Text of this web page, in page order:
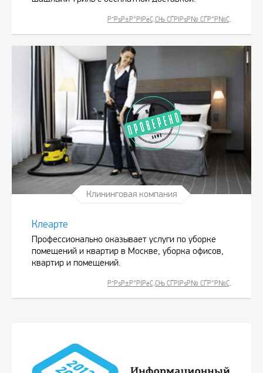
Р”РѕР±Р°РІРёС‚СЊ СЃРІРѕР№ СЃР°Р№С‚
Клининговая компания
Клеарте
Профессионально оказывает услуги по уборке
помещений и квартир в Москве, уборка офисов,
квартир и помещений.
Р”РѕР±Р°РІРёС‚СЊ СЃРІРѕР№ СЃР°Р№С‚